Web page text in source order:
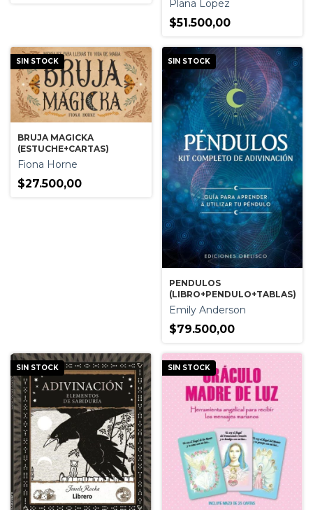
Plana Lopez
$51.500,00
SIN STOCK
BRUJA MAGICKA
(ESTUCHE+CARTAS)
Fiona Horne
$27.500,00
SIN STOCK
PENDULOS
(LIBRO+PENDULO+TABLAS)
Emily Anderson
$79.500,00
SIN STOCK SIN STOCK